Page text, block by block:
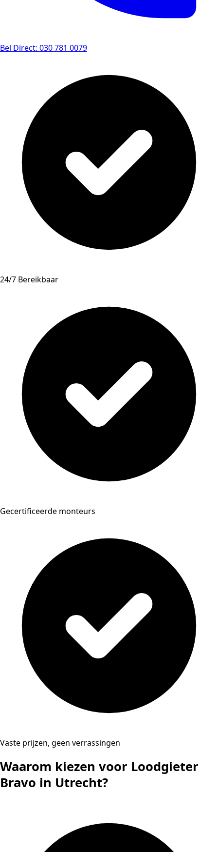
Bel Direct: 030 781 0079
24/7 Bereikbaar
Gecertificeerde monteurs
Vaste prijzen, geen verrassingen
Waarom kiezen voor Loodgieter
Bravo in Utrecht?